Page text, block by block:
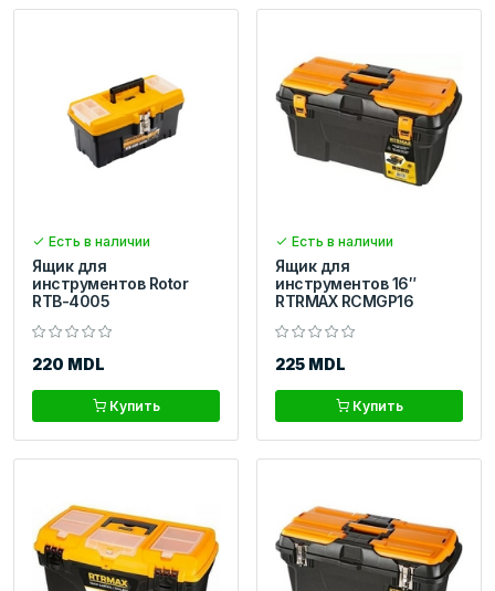
Есть в наличии
Ящик для
инструментов Rotor
RTB-4005
220 MDL
Купить
Есть в наличии
Ящик для
инструментов 16″
RTRMAX RCMGP16
225 MDL
Купить